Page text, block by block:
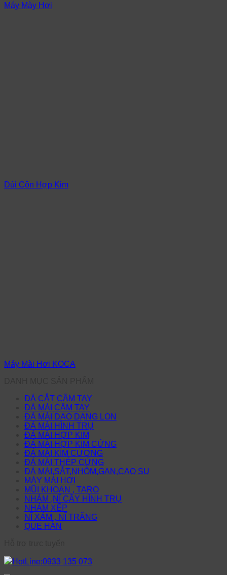
Máy Mày Hơi
Dùi Côn Hợp Kim
Máy Mài Hơi KOCA
ĐÁ CẮT CẦM TAY
ĐÁ MÀI CẦM TAY
ĐÁ MÀI DAO DẠNG LON
ĐÁ MÀI HÌNH TRỤ
ĐÁ MÀI HỢP KIM
ĐÁ MÀI HỢP KIM CỨNG
ĐÁ MÀI KIM CƯƠNG
ĐÁ MÀI THÉP CỨNG
ĐÁ MÀI,SẮT,NHÔM,GAN,CAO SU
MÁY MÀI HƠI
MŨI KHOAN , TARO
NHÁM ,NĨ CÂY HÌNH TRỤ
NHÁM XẾP
NĨ XÁM , NĨ TRẮNG
QUE HÀN
HotLine:0933 135 073